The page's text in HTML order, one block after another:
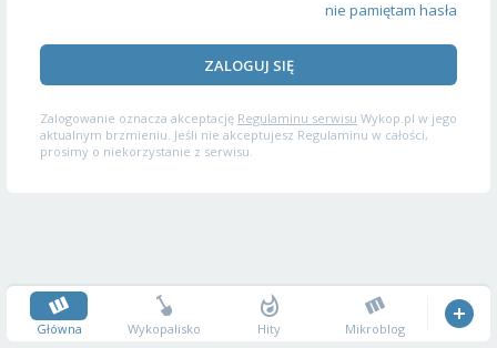
nie pamiętam hasła
ZALOGUJ SIĘ
Zalogowanie oznacza akceptację Regulaminu serwisu Wykop.pl w jego
aktualnym brzmieniu. Jeśli nie akceptujesz Regulaminu w całości,
prosimy o niekorzystanie z serwisu.
Główna Wykopalisko Hity Mikroblog